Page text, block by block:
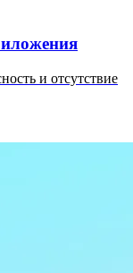
и отсутствие